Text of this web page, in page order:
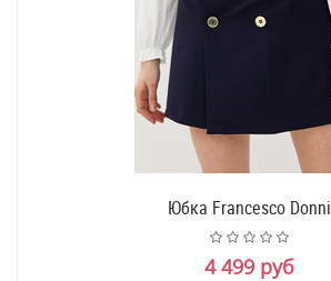
Юбка Francesco Donni
4 499 руб